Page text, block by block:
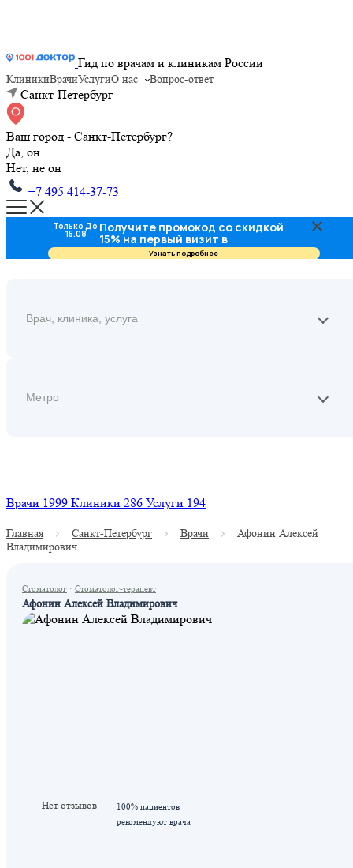
Гид по врачам и клиникам России
КлиникиВрачиУслугиО нас Вопрос-ответ
Санкт-Петербург
Ваш город - Санкт-Петербург?
Да, он
Нет, не он
+7 495 414-37-73
Врачи 1999 Клиники 286 Услуги 194
Главная Санкт-Петербург Врачи
Афонин Алексей
Владимирович
Стоматолог · Стоматолог-терапевт
Афонин Алексей Владимирович
Нет отзывов
100% пациентов
рекомендуют врача
Только До
15.08 Получите промокод со скидкой
15% на первый визит в
стоматологию
Узнать подробнее